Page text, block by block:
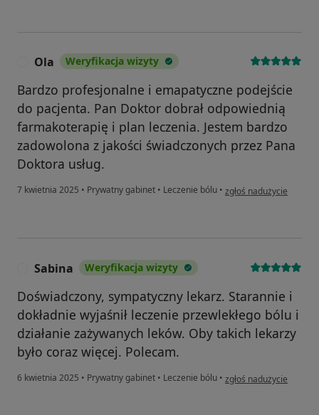
Ola Weryfikacja wizyty
Bardzo profesjonalne i emapatyczne podejście
do pacjenta. Pan Doktor dobrał odpowiednią
farmakoterapię i plan leczenia. Jestem bardzo
zadowolona z jakości świadczonych przez Pana
Doktora usług.
7 kwietnia 2025 • Prywatny gabinet • Leczenie bólu • w opinii użytkownika
zgłoś nadużycie
Sabina Weryfikacja wizyty
Doświadczony, sympatyczny lekarz. Starannie i
dokładnie wyjaśnił leczenie przewlekłego bólu i
działanie zażywanych leków. Oby takich lekarzy
było coraz więcej. Polecam.
6 kwietnia 2025 • Prywatny gabinet • Leczenie bólu • w opinii użytkownika
zgłoś nadużycie